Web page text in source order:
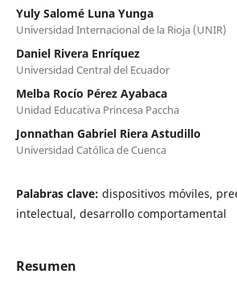
Yuly Salomé Luna Yunga
Universidad Internacional de la Rioja (UNIR)
Daniel Rivera Enríquez
Universidad Central del Ecuador
Melba Rocío Pérez Ayabaca
Unidad Educativa Princesa Paccha
Jonnathan Gabriel Riera Astudillo
Universidad Católica de Cuenca
Palabras clave: dispositivos móviles,
intelectual, desarrollo comportamental
Resumen